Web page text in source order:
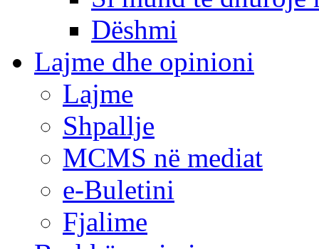
Dëshmi
Lajme dhe opinioni
Lajme
Shpallje
MCMS në mediat
e-Buletini
Fjalime